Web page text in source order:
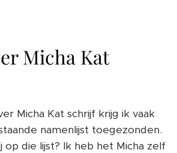
Micha Kat
Micha Kat schrijf krijg ik vaak
namenlijst toegezonden.
op die lijst? Ik heb het Micha zelf